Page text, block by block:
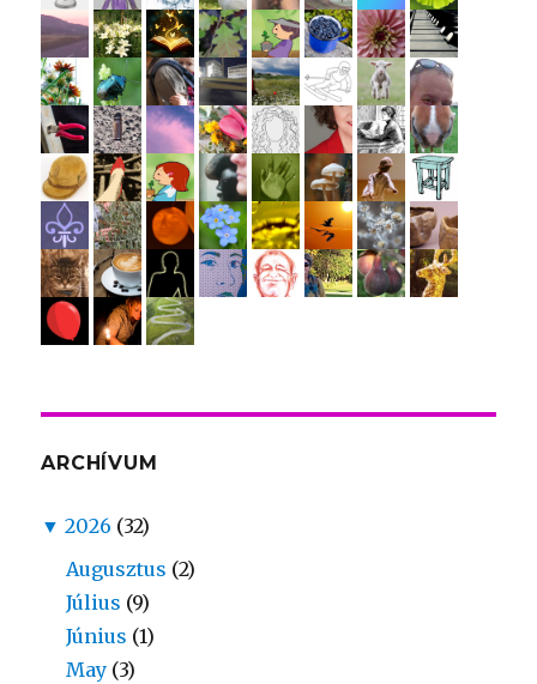
ARCHÍVUM
▼ 2026 (32)
Augusztus (2)
Július (9)
Június (1)
May (3)